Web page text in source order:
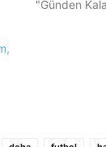
"Günden